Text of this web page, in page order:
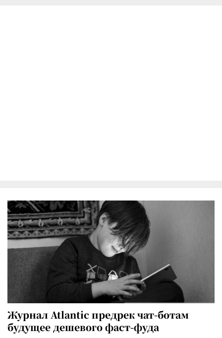
Журнал Atlantic предрек чат-ботам
будущее дешевого фаст-фуда